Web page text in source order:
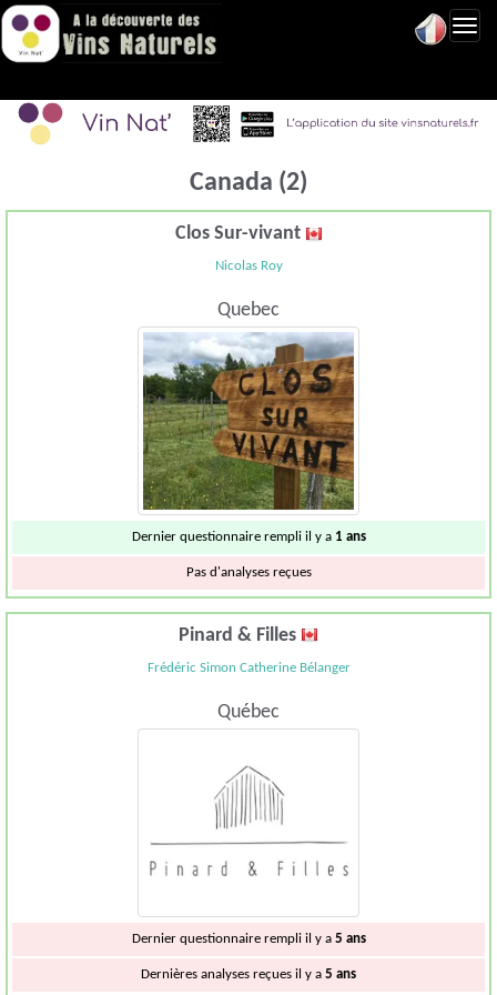
Canada (2)
Clos Sur-vivant
Nicolas Roy
Quebec
Dernier questionnaire rempli il y a 1 ans
Pas d'analyses reçues
Pinard & Filles
Frédéric Simon Catherine Bélanger
Québec
Dernier questionnaire rempli il y a 5 ans
Dernières analyses reçues il y a 5 ans